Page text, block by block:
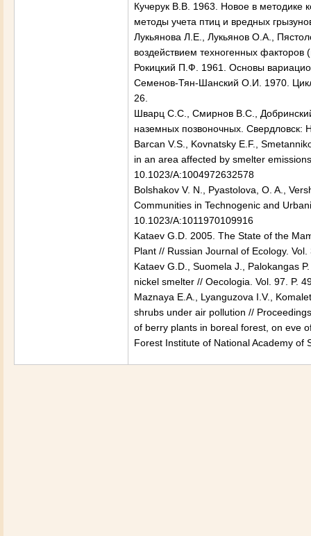
Кучерук В.В. 1963. Новое в методике
методы учета птиц и вредных
Лукьянова Л.Е., Лукьянов О.А.,
воздействием техногенных
Рокицкий П.Ф. 1961. Основы
Семенов-Тян-Шанский О.И. 1970.
26.
Шварц С.С., Смирнов В.С.,
наземных позвоночных. Свердловск:
Barcan V.S., Kovnatsky E.F.,
in an area affected by smelter
10.1023/A:1004972632578
Bolshakov V. N., Pyastolova, O. A.,
Communities in Technogenic and
10.1023/A:1011970109916
Kataev G.D. 2005. The State of the
Plant // Russian Journal of Ecology.
Kataev G.D., Suomela J., Palokangas
nickel smelter // Oecologia. Vol. 97. P.
Maznaya E.A., Lyanguzova I.V.,
shrubs under air pollution //
of berry plants in boreal forest, on eve
Forest Institute of NationalAcademy of